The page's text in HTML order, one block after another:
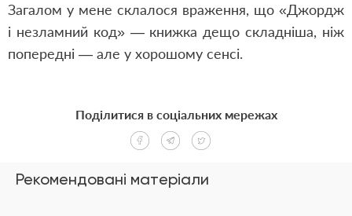
Загалом у мене склалося враження, що «Джордж
і незламний код» — книжка дещо складніша, ніж
попередні — але у хорошому сенсі.
Рекомендовані матеріали
Поділитися в соціальних мережах